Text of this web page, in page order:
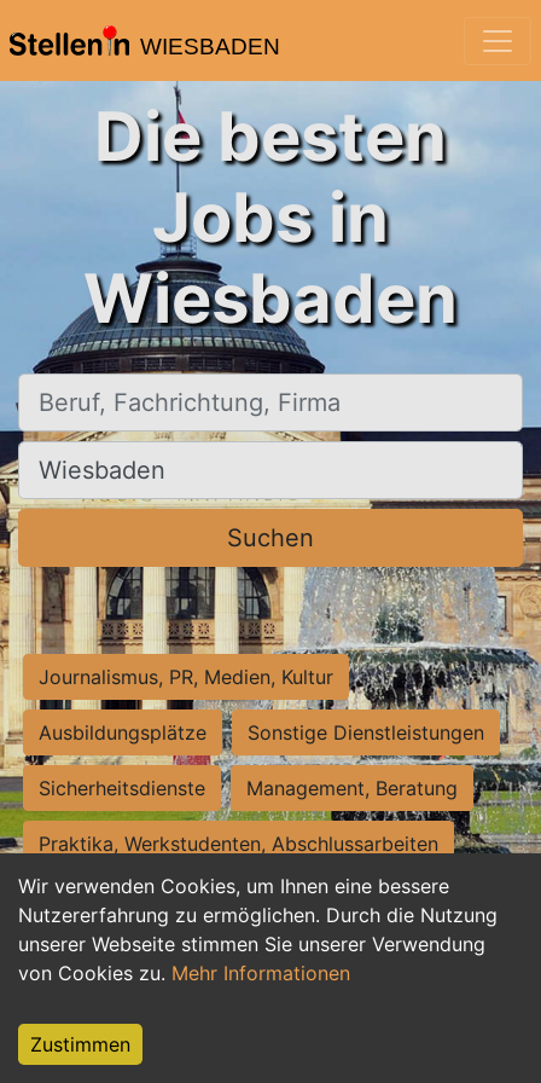
WIESBADEN
Wir verwenden Cookies, um Ihnen eine bessere
Nutzererfahrung zu ermöglichen. Durch die Nutzung
unserer Webseite stimmen Sie unserer Verwendung
von Cookies zu. Mehr Informationen
Zustimmen
Die besten
Jobs in
Wiesbaden
Beruf, Fachrichtung, Firma
Ort, Stadt
Suchen
Journalismus, PR, Medien, Kultur
Ausbildungsplätze Sonstige Dienstleistungen
Sicherheitsdienste Management, Beratung
Praktika, Werkstudenten, Abschlussarbeiten
Personalwesen Assistenz, Sekretariat
Hilfskräfte, Aushilfs- und Nebenjobs
Weiterbildung, Studium, duale Ausbildung